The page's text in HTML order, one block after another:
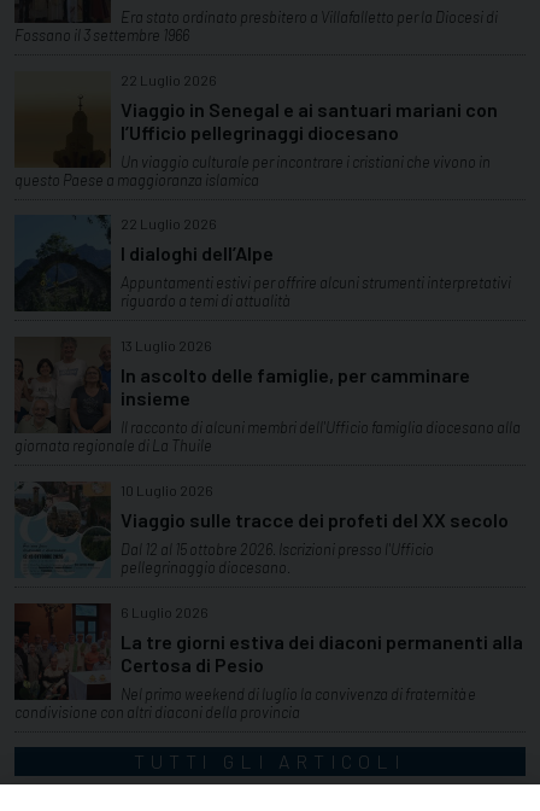
Era stato ordinato presbitero a Villafalletto per la Diocesi di
Fossano il 3 settembre 1966
22 Luglio 2026
Viaggio in Senegal e ai santuari mariani con
l’Ufficio pellegrinaggi diocesano
Un viaggio culturale per incontrare i cristiani che vivono in
questo Paese a maggioranza islamica
22 Luglio 2026
I dialoghi dell’Alpe
Appuntamenti estivi per offrire alcuni strumenti interpretativi
riguardo a temi di attualità
13 Luglio 2026
In ascolto delle famiglie, per camminare
insieme
Il racconto di alcuni membri dell'Ufficio famiglia diocesano alla
giornata regionale di La Thuile
10 Luglio 2026
Viaggio sulle tracce dei profeti del XX secolo
Dal 12 al 15 ottobre 2026. Iscrizioni presso l'Ufficio
pellegrinaggio diocesano.
6 Luglio 2026
La tre giorni estiva dei diaconi permanenti alla
Certosa di Pesio
Nel primo weekend di luglio la convivenza di fraternità e
condivisione con altri diaconi della provincia
TUTTI GLI ARTICOLI